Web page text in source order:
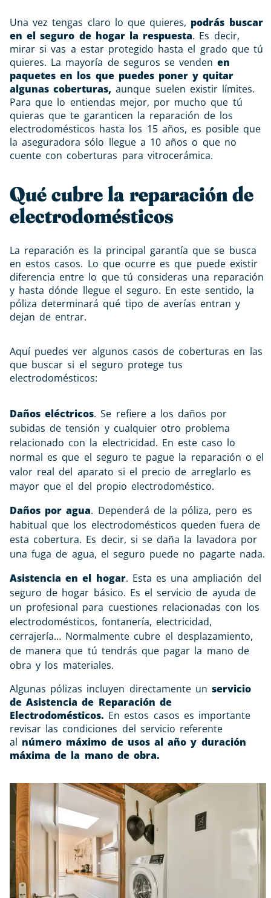
Una vez tengas claro lo que quieres, podrás buscar
en el seguro de hogar la respuesta. Es decir,
mirar si vas a estar protegido hasta el grado que tú
quieres. La mayoría de seguros se vendenen
paquetes en los que puedes poner y quitar
algunas coberturas,aunque suelen existir límites.
Para que lo entiendas mejor, por mucho que tú
quieras que te garanticen la reparación de los
electrodomésticos hasta los 15 años, es posible que
la aseguradora sólo llegue a 10 años o que no
cuente con coberturas para vitrocerámica.
Qué cubre la reparación de
electrodomésticos
La reparación es la principal garantía que se busca
en estos casos. Lo que ocurre es que puede existir
diferencia entre lo que tú consideras una reparación
y hasta dónde llegue el seguro. En este sentido, la
póliza determinará qué tipo de averías entran y
dejan de entrar.
Aquí puedes ver algunos casos de coberturas en las
que buscar si el seguro protege tus
electrodomésticos:
Daños eléctricos. Se refiere a los daños por
subidas de tensión y cualquier otro problema
relacionado con la electricidad. En este caso lo
normal es que el seguro te pague la reparación o el
valor real del aparato si el precio de arreglarlo es
mayor que el del propio electrodoméstico.
Daños por agua. Dependerá de la póliza, pero es
habitual que los electrodomésticos queden fuera de
esta cobertura. Es decir, si se daña la lavadora por
una fuga de agua, el seguro puede no pagarte nada.
Asistencia en el hogar. Esta es una ampliación del
seguro de hogar básico. Es el servicio de ayuda de
un profesional para cuestiones relacionadas con los
electrodomésticos, fontanería, electricidad,
cerrajería… Normalmente cubre el desplazamiento,
de manera que tú tendrás que pagar la mano de
obra y los materiales.
Algunas pólizas incluyen directamente un servicio
de Asistencia de Reparación de
Electrodomésticos. En estos casos es importante
revisar las condiciones del servicio referente
al número máximo de usos al año y duración
máxima de la mano de obra.